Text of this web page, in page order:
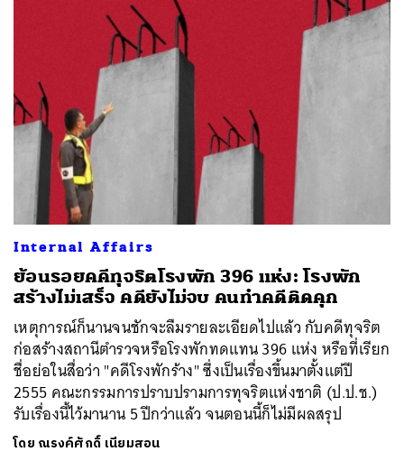
Internal Affairs
ย้อนรอยคคีทุจริตโรงพัก 396 แห่ง: โรงพัก
สร้างไม่เสร็จ คดียังไม่จบ คนทำคดีติดคุก
เหตุการณ์ก็นานจนชักจะลืมรายละเอียดไปแล้ว กับคดีทุจริต
ก่อสร้างสถานีตำรวจหรือโรงพักทดแทน 396 แห่ง หรือที่เรียก
ชื่อย่อในสื่อว่า "คดีโรงพักร้าง" ซึ่งเป็นเรื่องขึ้นมาตั้งแต่ปี
2555 คณะกรรมการปราบปรามการทุจริตแห่งชาติ (ป.ป.ช.)
รับเรื่องนี้ไว้มานาน 5 ปีกว่าแล้ว จนตอนนี้ก็ไม่มีผลสรุป
โดย ณรงค์ศักดิ์ เนียมสอน